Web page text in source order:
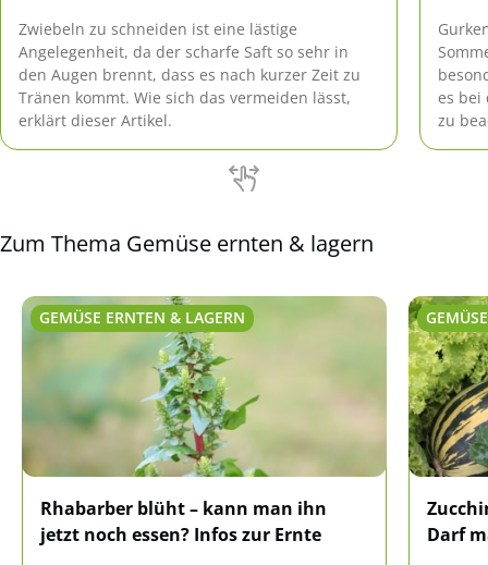
Zwiebeln zu schneiden ist eine lästige
Angelegenheit, da der scharfe Saft so sehr in
den Augen brennt, dass es nach kurzer Zeit zu
Tränen kommt. Wie sich das vermeiden lässt,
erklärt dieser Artikel.
es bei
zu
Zum Thema Gemüse ernten & lagern
GEMÜSE ERNTEN & LAGERN
Rhabarber blüht – kann man ihn
jetzt noch essen? Infos zur Ernte
Darf